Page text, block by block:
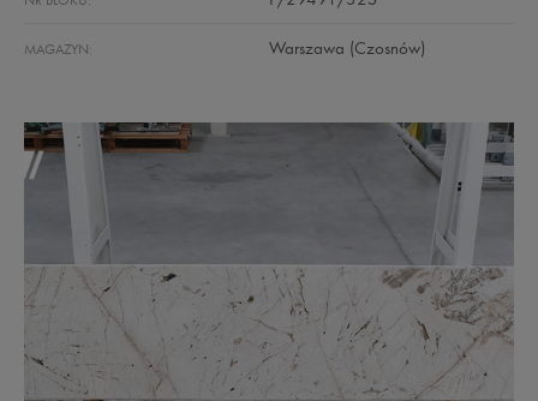
MAGAZYN: Warszawa (Czosnów)